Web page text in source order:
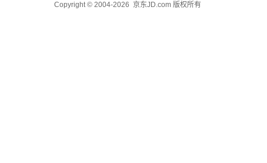
Copyright © 2004-2026 京东JD.com 版权所有